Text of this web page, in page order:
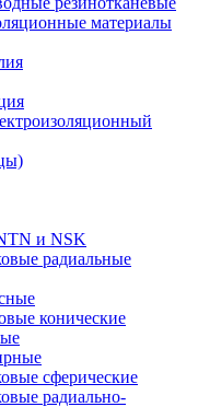
материалы
и NSK
радиальные
конические
сферические
радиально-